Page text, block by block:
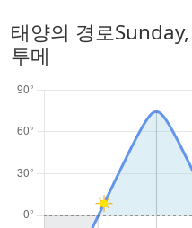
태양의 경로
투메